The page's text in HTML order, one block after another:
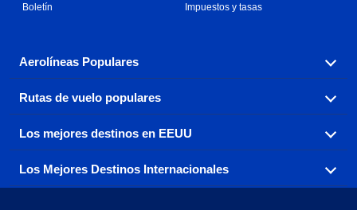
Boletín Impuestos y tasas
Aerolíneas Populares
Explora nuestras opciones de tarifas aéreas baratas por
aerolínea, con más de 500 opciones para elegir.
Aeromexico
Air France Alaska Airlines
Rutas de vuelo populares
Reserva una de nuestras rutas de vuelo más populares
con tres sencillos clics.
Los mejores destinos en EEUU
Encuentra boletos de avión baratos a destinos
populares de los EEUU de costa a costa.
Los Mejores Destinos Internacionales